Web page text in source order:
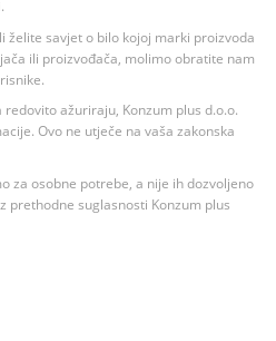
želite savjet o bilo kojoj marki proizvoda
ili proizvođača, molimo obratite nam
ažuriraju, Konzum plus d.o.o.
Ovo ne utječe na vaša zakonska
za osobne potrebe, a nije ih dozvoljeno
prethodne suglasnosti Konzum plus